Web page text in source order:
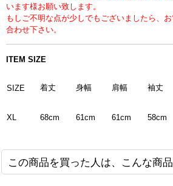
います様お願い致します。
もしご不明な点が少しでもございましたら、
合わせ下さい。
ITEM SIZE
SIZE 着丈 身幅 肩幅 袖丈
XL 68cm 61cm 61cm 58cm
この商品を買った人は、こんな商